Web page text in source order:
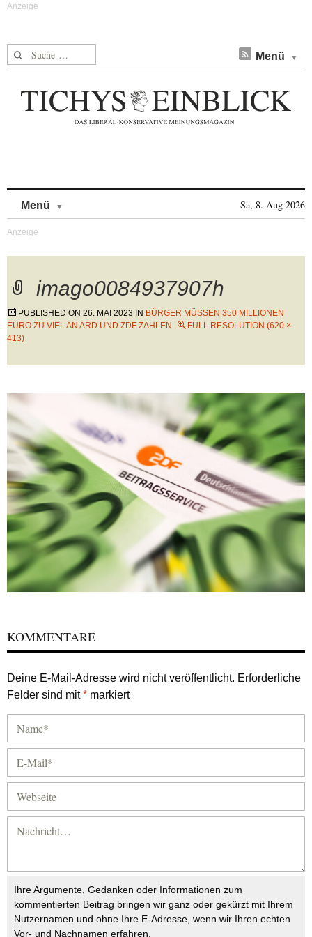
Suche nach: Menü
Menü Sa, 8. Aug 2026
imago0084937907h
PUBLISHED ON 26. MAI 2023 IN BÜRGER MÜSSEN 350 MILLIONEN
EURO ZU VIEL AN ARD UND ZDF ZAHLEN
FULL RESOLUTION (620 ×
413)
KOMMENTARE
Deine E-Mail-Adresse wird nicht veröffentlicht. Erforderliche
Felder sind mit* markiert
Ihre Argumente, Gedanken oder Informationen zum
kommentierten Beitrag bringen wir ganz oder gekürzt mit Ihrem
Nutzernamen und ohne Ihre E-Adresse, wenn wir Ihren echten
Vor- und Nachnamen erfahren.